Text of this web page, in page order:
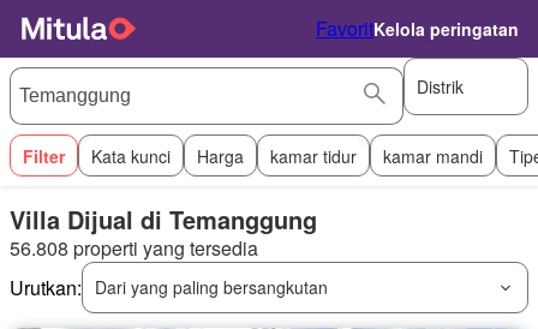
FavoritKelola peringatan
Distrik
Filter Kata kunci Harga kamar tidur kamar mandi
Villa Dijual di Temanggung
56.808 properti yang tersedia
Urutkan:
Dari yang paling bersangkutan